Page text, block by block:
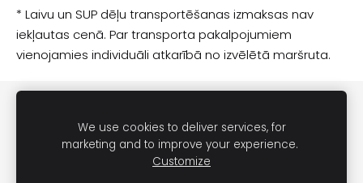
* Laivu un SUP dēļu transportēšanas izmaksas nav
iekļautas cenā. Par transporta pakalpojumiem
vienojamies individuāli atkarībā no izvēlētā maršruta.
Kontakti
We use cookies to deliver services, for
marketing and to improve your experience.
Customize